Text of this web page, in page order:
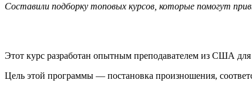
Составили подборку топовых курсов, которые помогут
Этот курс разработан опытным преподавателем из США
Цель этой программы — постановка произношения,